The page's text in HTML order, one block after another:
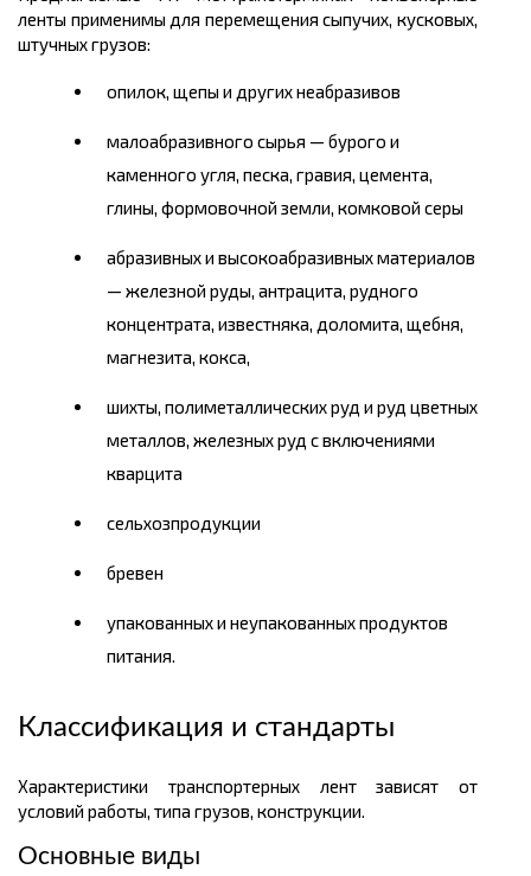
ленты применимы для перемещения сыпучих, кусковых,
штучных грузов:
опилок, щепы и других неабразивов
малоабразивного сырья — бурого и
каменного угля, песка, гравия, цемента,
глины, формовочной земли, комковой серы
абразивных и высокоабразивных материалов
— железной руды, антрацита, рудного
концентрата, известняка, доломита, щебня,
магнезита, кокса,
шихты, полиметаллических руд и руд цветных
металлов, железных руд с включениями
кварцита
сельхозпродукции
бревен
упакованных и неупакованных продуктов
питания.
Классификация и стандарты
Характеристики транспортерных лент зависят от
условий работы, типа грузов, конструкции.
Основные виды